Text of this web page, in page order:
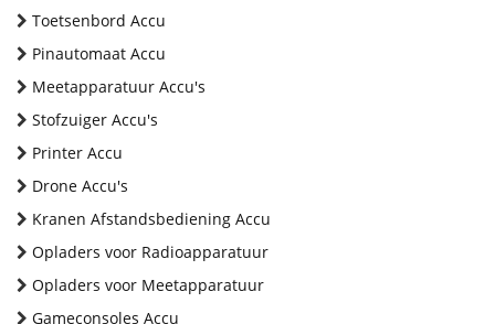
Toetsenbord Accu
Pinautomaat Accu
Meetapparatuur Accu's
Stofzuiger Accu's
Printer Accu
Drone Accu's
Kranen Afstandsbediening Accu
Opladers voor Radioapparatuur
Opladers voor Meetapparatuur
Gameconsoles Accu